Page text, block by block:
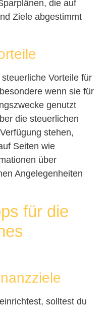
die auf
Ziele abgestimmt
Vorteile für
wenn sie für
genutzt
die steuerlichen
stehen,
Seiten wie
über
Angelegenheiten
für die
solltest du